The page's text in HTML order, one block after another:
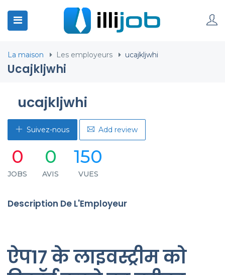
La maison Les employeurs ucajkljwhi
Ucajkljwhi
ucajkljwhi
Suivez-nous Add review
0
JOBS
0
AVIS
150
VUES
Description De L'Employeur
ऐप17 के लाइवस्ट्रीम को